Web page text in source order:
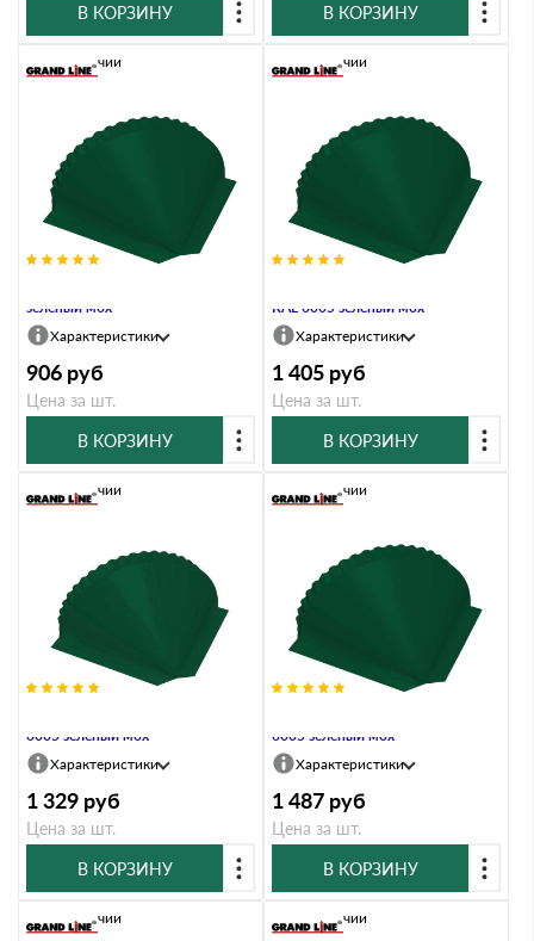
В КОРЗИНУ
В КОРЗИНУ
зеленый мох
В наличии
Характеристики
906 руб
Цена за шт.
В КОРЗИНУ
RAL 6005 зеленый мох
В наличии
Характеристики
1 405 руб
Цена за шт.
В КОРЗИНУ
6005 зеленый мох
В наличии
Характеристики
1 329 руб
Цена за шт.
В КОРЗИНУ
6005 зеленый мох
В наличии
Характеристики
1 487 руб
Цена за шт.
В КОРЗИНУ
В наличии В наличии